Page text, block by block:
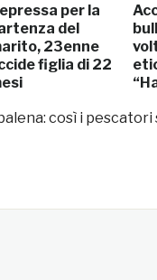
per la
del
23enne
figlia di 22
così i